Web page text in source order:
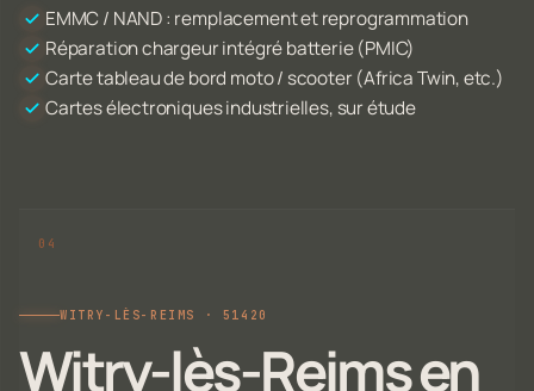
EMMC / NAND : remplacement et reprogrammation
Réparation chargeur intégré batterie (PMIC)
Carte tableau de bord moto / scooter (Africa Twin, etc.)
Cartes électroniques industrielles, sur étude
WITRY-LÈS-REIMS · 51420
Witry-lès-Reims en